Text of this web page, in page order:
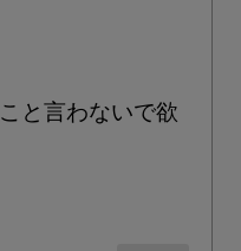
と言わないで欲